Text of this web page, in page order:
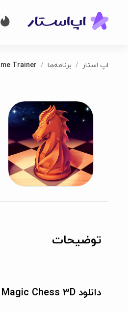
اپ استار برنامه‌ها Trainer
توضیحات
دانلود Magic Chess 3D برای آیفون